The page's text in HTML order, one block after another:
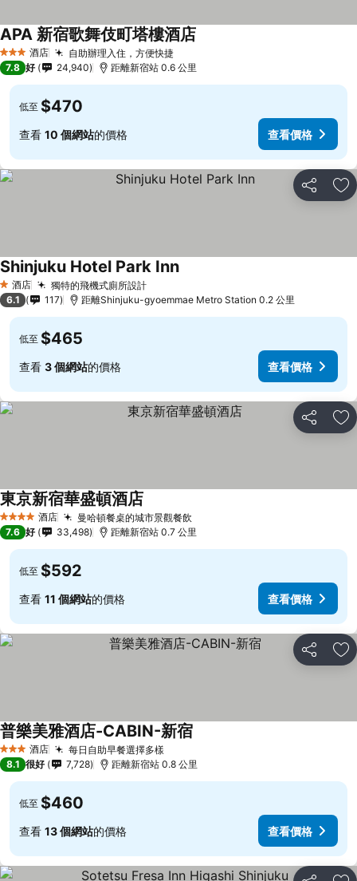
3 星級 酒店 自助辦理入住，方便快捷
APA 新宿歌舞伎町塔樓酒店
7.8 好 24,940 距離新宿站 0.6 公里
低至 $470
查看 10 個網站的價格 查看價格
分享 放
1 星級
酒店 獨特的飛機式廁所設計
Shinjuku Hotel Park Inn
6.1 117 距離Shinjuku-gyoemmae Metro Station 0.2 公里
低至 $465
查看 3 個網站的價格 查看價格
分享 放
4 星級 酒店 曼哈頓餐桌的城市景觀餐飲
東京新宿華盛頓酒店
7.6 好 33,498 距離新宿站 0.7 公里
低至 $592
查看 11 個網站的價格 查看價格
分享 放
3 星級 酒店 每日自助早餐選擇多樣
普樂美雅酒店-CABIN-新宿
8.1 很好 7,728 距離新宿站 0.8 公里
低至 $460
查看 13 個網站的價格 查看價格